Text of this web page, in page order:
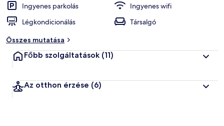
k
á
a
Ingyenes parkolás
Ingyenes wifi
Légkondicionálás
Társalgó
Összes mutatása
Főbb szolgáltatások (11)
Az otthon érzése (6)